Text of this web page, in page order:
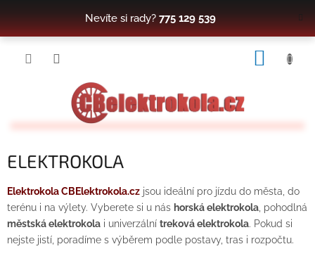
obsah
Nevíte si rady? 775 129 539
ELEKTROKOLA
Elektrokola CBElektrokola.cz jsou ideální pro jízdu do města, do
terénu i na výlety. Vyberete si u nás horská elektrokola , pohodlná
městská elektrokola i univerzální treková elektrokola. Pokud si
nejste jistí, poradíme s výběrem podle postavy, tras i rozpočtu.